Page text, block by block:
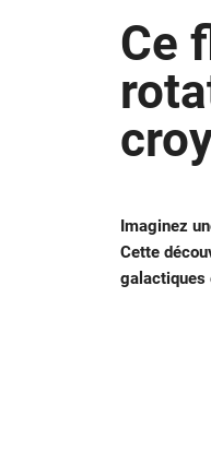
Ce
Imaginez
Cette
galactiques